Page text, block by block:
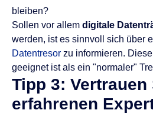
bleiben?
Sollen vor allem digitale
werden, ist es sinnvoll sich über
Datentresor zu informieren.
geeignet ist als ein "normaler"
Tipp 3: Vertrauen
erfahrenen